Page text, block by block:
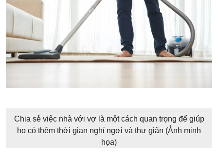
Chia sẻ việc nhà với vợ là một cách quan trọng để giúp
họ có thêm thời gian nghỉ ngơi và thư giãn (Ảnh minh
họa)